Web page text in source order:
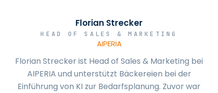
Florian Strecker
HEAD OF SALES & MARKETING
AIPERIA
Florian Strecker ist Head of Sales & Marketing bei
AIPERIA und unterstützt Bäckereien bei der
Einführung von KI zur Bedarfsplanung. Zuvor war